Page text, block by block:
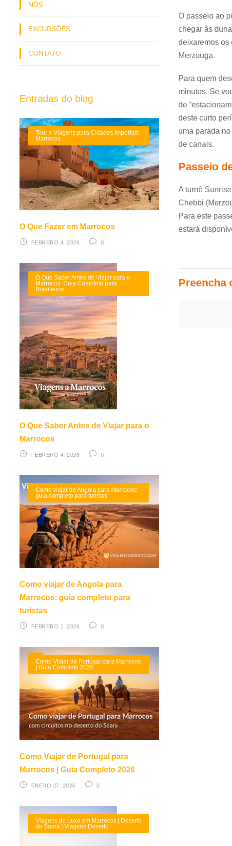
O passeio ao
chegar às
deixaremos os
Merzouga.
Para quem
minutos. Se
de
deste curto
uma parada
de canais.
Passeio
A turnê
Chebbi
Para este
estará
Preencha
NÓS
EXCURSÕES
CONTATO
Entradas do blog
Tour e Viagens para Cidades imperiais
Marrocos
O Que Fazer em Marrocos
FEBRERO 4, 2026 0
O Que Saber Antes de Viajar para o
Marrocos: Guia Completo para
Brasileiros
O Que Saber Antes de Viajar para o
Marrocos
FEBRERO 4, 2026 0
Como viajar de Angola para Marrocos:
guia completo para turistas
Como viajar de Angola para
Marrocos: guia completo para
turistas
FEBRERO 1, 2026 0
Como Viajar de Portugal para Marrocos
| Guia Completo 2026
Como Viajar de Portugal para
Marrocos | Guia Completo 2026
ENERO 27, 2026 0
Viagens de Luxo em Marrocos | Deserto
do Saara | Viagens Deserto